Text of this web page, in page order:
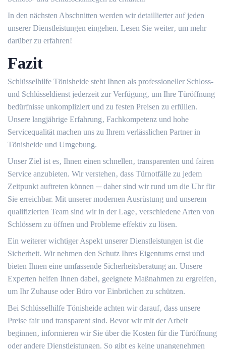
In den nächsten Abschnitten werden wir detaillierter auf jeden
unserer Dienstleistungen eingehen.​ Lesen Sie weiter‚ um mehr
darüber zu erfahren!​
Fazit
Schlüsselhilfe Tönisheide steht Ihnen als professioneller Schloss-
und Schlüsseldienst jederzeit zur Verfügung‚ um Ihre Türöffnung
bedürfnisse unkompliziert und zu festen Preisen zu erfüllen.​
Unsere langjährige Erfahrung‚ Fachkompetenz und hohe
Servicequalität machen uns zu Ihrem verlässlichen Partner in
Tönisheide und Umgebung.​
Unser Ziel ist es‚ Ihnen einen schnellen‚ transparenten und fairen
Service anzubieten.​ Wir verstehen‚ dass Türnotfälle zu jedem
Zeitpunkt auftreten können ─ daher sind wir rund um die Uhr für
Sie erreichbar.​ Mit unserer modernen Ausrüstung und unserem
qualifizierten Team sind wir in der Lage‚ verschiedene Arten von
Schlössern zu öffnen und Probleme effektiv zu lösen.​
Ein weiterer wichtiger Aspekt unserer Dienstleistungen ist die
Sicherheit.​ Wir nehmen den Schutz Ihres Eigentums ernst und
bieten Ihnen eine umfassende Sicherheitsberatung an.​ Unsere
Experten helfen Ihnen dabei‚ geeignete Maßnahmen zu ergreifen‚
um Ihr Zuhause oder Büro vor Einbrüchen zu schützen.​
Bei Schlüsselhilfe Tönisheide achten wir darauf‚ dass unsere
Preise fair und transparent sind.​ Bevor wir mit der Arbeit
beginnen‚ informieren wir Sie über die Kosten für die Türöffnung
oder andere Dienstleistungen.​ So gibt es keine unangenehmen